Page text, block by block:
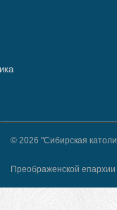
© 2026 "Сибирская
Преображенской епархии